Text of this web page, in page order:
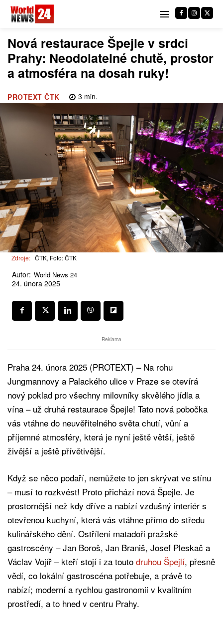
Nová restaurace Špejle v srdci
Prahy: Neodolatelné chutě, prostor
a atmosféra na dosah ruky!
PROTEXT ČTK 3 min.
Zdroje: ČTK, Foto: ČTK
Autor: World News 24
24. února 2025
Reklama
Praha 24. února 2025 (PROTEXT) – Na rohu
Jungmannovy a Palackého ulice v Praze se otevírá
nový poklad pro všechny milovníky skvělého jídla a
vína – už druhá restaurace Špejle! Tato nová pobočka
vás vtáhne do neuvěřitelného světa chutí, vůní a
příjemné atmosféry, která je nyní ještě větší, ještě
živější a ještě přívětivější.
Když se něco podaří, nemůžete to jen skrývat ve stínu
– musí to rozkvést! Proto přichází nová Špejle. Je
prostornější než kdy dříve a nabízí vzdušný interiér s
otevřenou kuchyní, která vás vtáhne přímo do středu
kulinářského dění. Ostřílení matadoři pražské
gastroscény – Jan Boroš, Jan Braniš, Josef Pleskač a
Václav Vojíř – kteří stojí i za touto druhou Špejlí, přesně
vědí, co lokální gastroscéna potřebuje, a právě to
nabízí; moderní a rychlou gastronomii v kvalitním
prostředí, a to hned v centru Prahy.